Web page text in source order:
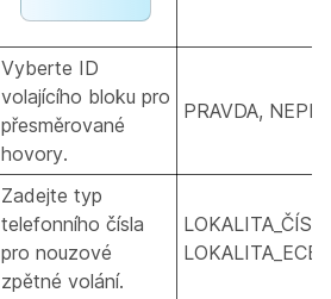
Vyberte ID
volajícího bloku pro
přesměrované
hovory.
PRAVDA,
Zadejte typ
telefonního čísla
pro nouzové
zpětné volání.